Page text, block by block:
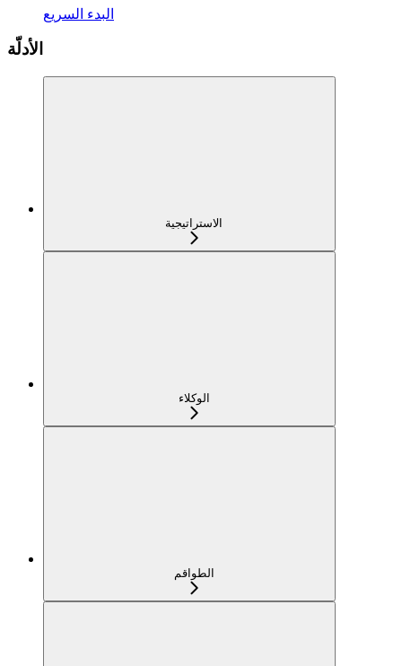
البدء السريع
الأدلّة
الاستراتيجية
الوكلاء
الطواقم